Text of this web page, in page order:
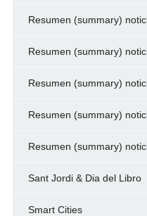
Resumen (summary)
Resumen (summary)
Resumen (summary)
Resumen (summary)
Resumen (summary)
Sant Jordi & Dia del Libro
Smart Cities